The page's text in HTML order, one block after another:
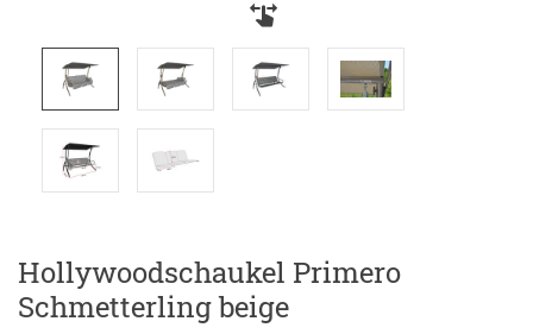
Hollywoodschaukel Primero
Schmetterling beige